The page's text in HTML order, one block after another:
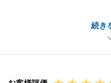
続き
お客様に気持ちよくお取
力してまいりましたので
き、大変うれしくおまい